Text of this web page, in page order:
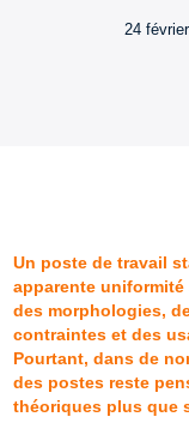
24
Un poste de travail
apparente
des morphologies,
contraintes et des
Pourtant, dans de
des postes reste
théoriques plus que